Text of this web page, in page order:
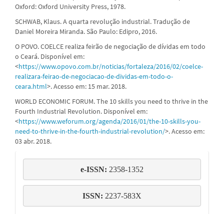
Oxford: Oxford University Press, 1978.
SCHWAB, Klaus. A quarta revolução industrial. Tradução de
Daniel Moreira Miranda. São Paulo: Edipro, 2016.
O POVO. COELCE realiza feirão de negociação de dívidas em todo
o Ceará. Disponível em:
<https://www.opovo.com.br/noticias/fortaleza/2016/02/coelce-
realizara-feirao-de-negociacao-de-dividas-em-todo-o-
ceara.html>. Acesso em: 15 mar. 2018.
WORLD ECONOMIC FORUM. The 10 skills you need to thrive in the
Fourth Industrial Revolution. Disponível em:
<https://www.weforum.org/agenda/2016/01/the-10-skills-you-
need-to-thrive-in-the-fourth-industrial-revolution/>. Acesso em:
03 abr. 2018.
e-
issn
e-ISSN: 2358-1352
ISSN: 2237-583X